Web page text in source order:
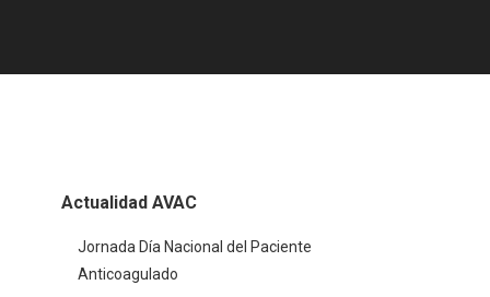
Actualidad AVAC
Jornada Día Nacional del Paciente
Anticoagulado